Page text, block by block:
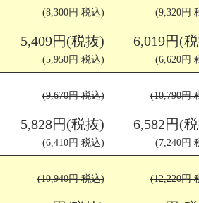
(8,300円 税込)
5,409円(税抜)
(5,950円 税込)
(9,320円
6,019円(
(6,620円
(9,670円 税込)
5,828円(税抜)
(6,410円 税込)
(10,790円
6,582円(
(7,240円
(10,940円 税込) (12,220円